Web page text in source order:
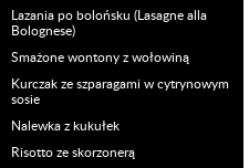
Lazania po bolońsku (Lasagne alla
Bolognese)
Smażone wontony z wołowiną
Kurczak ze szparagami w cytrynowym
sosie
Nalewka z kukułek
Risotto ze skorzonerą